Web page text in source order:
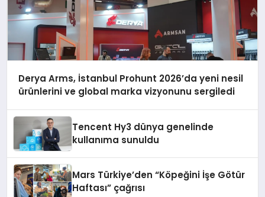
Derya Arms, İstanbul Prohunt 2026’da yeni nesil
ürünlerini ve global marka vizyonunu sergiledi
Tencent Hy3 dünya genelinde
kullanıma sunuldu
Mars Türkiye’den “Köpeğini İşe Götür
Haftası” çağrısı